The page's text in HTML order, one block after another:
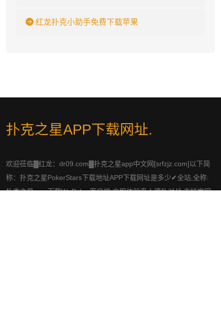
红龙扑克小助手免费下载苹果
扑克之星APP下载网址.
欢迎莅临▓红龙：dr09.com▓扑克之星app中文网[srfzjz.com]以下简
称：扑克之星PokerStars下载地址APP下载网址是多少✔全站,全称:
扑克之星app,下载WePoker客户端,立即体验真人德扑对战,支持官网,